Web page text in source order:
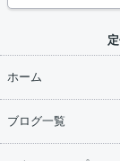
ホーム
ブログ一覧